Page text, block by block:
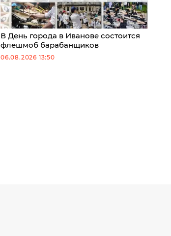
В День города в Иванове состоится
флешмоб барабанщиков
06.08.2026 13:50